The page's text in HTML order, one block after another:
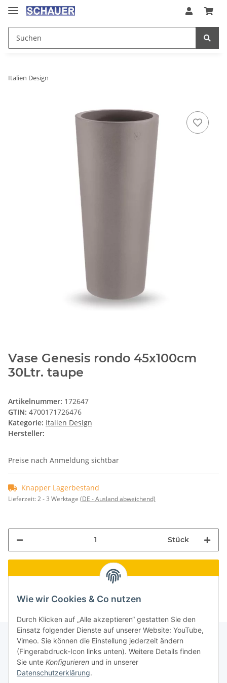
Italien Design
Vase Genesis rondo 45x100cm
30Ltr. taupe
Artikelnummer: 172647
GTIN: 4700171726476
Kategorie: Italien Design
Hersteller:
Preise nach Anmeldung sichtbar
Knapper Lagerbestand
Lieferzeit:2 - 3 Werktage (DE - Ausland abweichend)
Stück
Informationen
Wie wir Cookies & Co nutzen
Durch Klicken auf „Alle akzeptieren“ gestatten Sie den
Einsatz folgender Dienste auf unserer Website: YouTube,
Vimeo. Sie können die Einstellung jederzeit ändern
(Fingerabdruck-Icon links unten). Weitere Details finden
Sie unte Konfigurieren und in unserer
Datenschutzerklärung.